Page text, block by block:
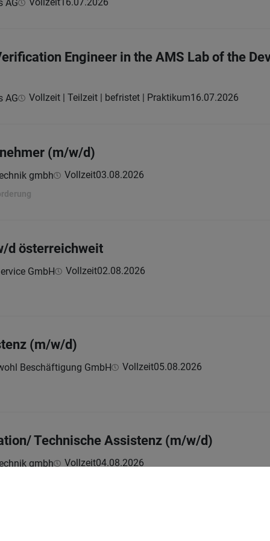
AG
Engineer in the AMS Lab of the
AG Vollzeit | Teilzeit | befristet | Praktikum16.07.2026
(m/w/d)
gmbh Vollzeit03.08.2026
d österreichweit
GmbH Vollzeit02.08.2026
(m/w/d)
Beschäftigung GmbH Vollzeit05.08.2026
Technische Assistenz (m/w/d)
gmbh Vollzeit04.08.2026